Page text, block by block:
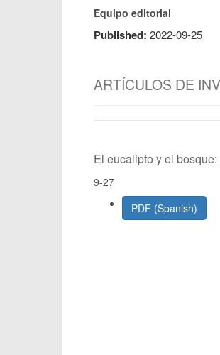
Equipo editorial
Published: 2022-09-25
ARTÍCULOS DE
El eucalipto y el
9-27
PDF (Spanish)